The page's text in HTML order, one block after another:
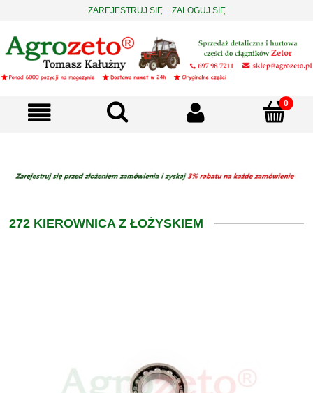
ZAREJESTRUJ SIĘ ZALOGUJ SIĘ
272 KIEROWNICA Z ŁOŻYSKIEM